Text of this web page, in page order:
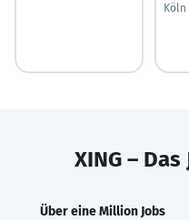
Köln
XING –
Über eine Million Jobs